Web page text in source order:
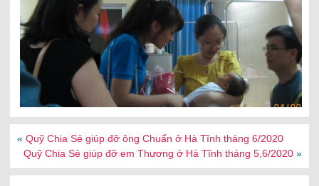
«Quỹ Chia Sẻ giúp đỡ ông Chuẩn ở Hà Tĩnh tháng 6/2020
Quỹ Chia Sẻ giúp đỡ em Thương ở Hà Tĩnh tháng 5,6/2020»